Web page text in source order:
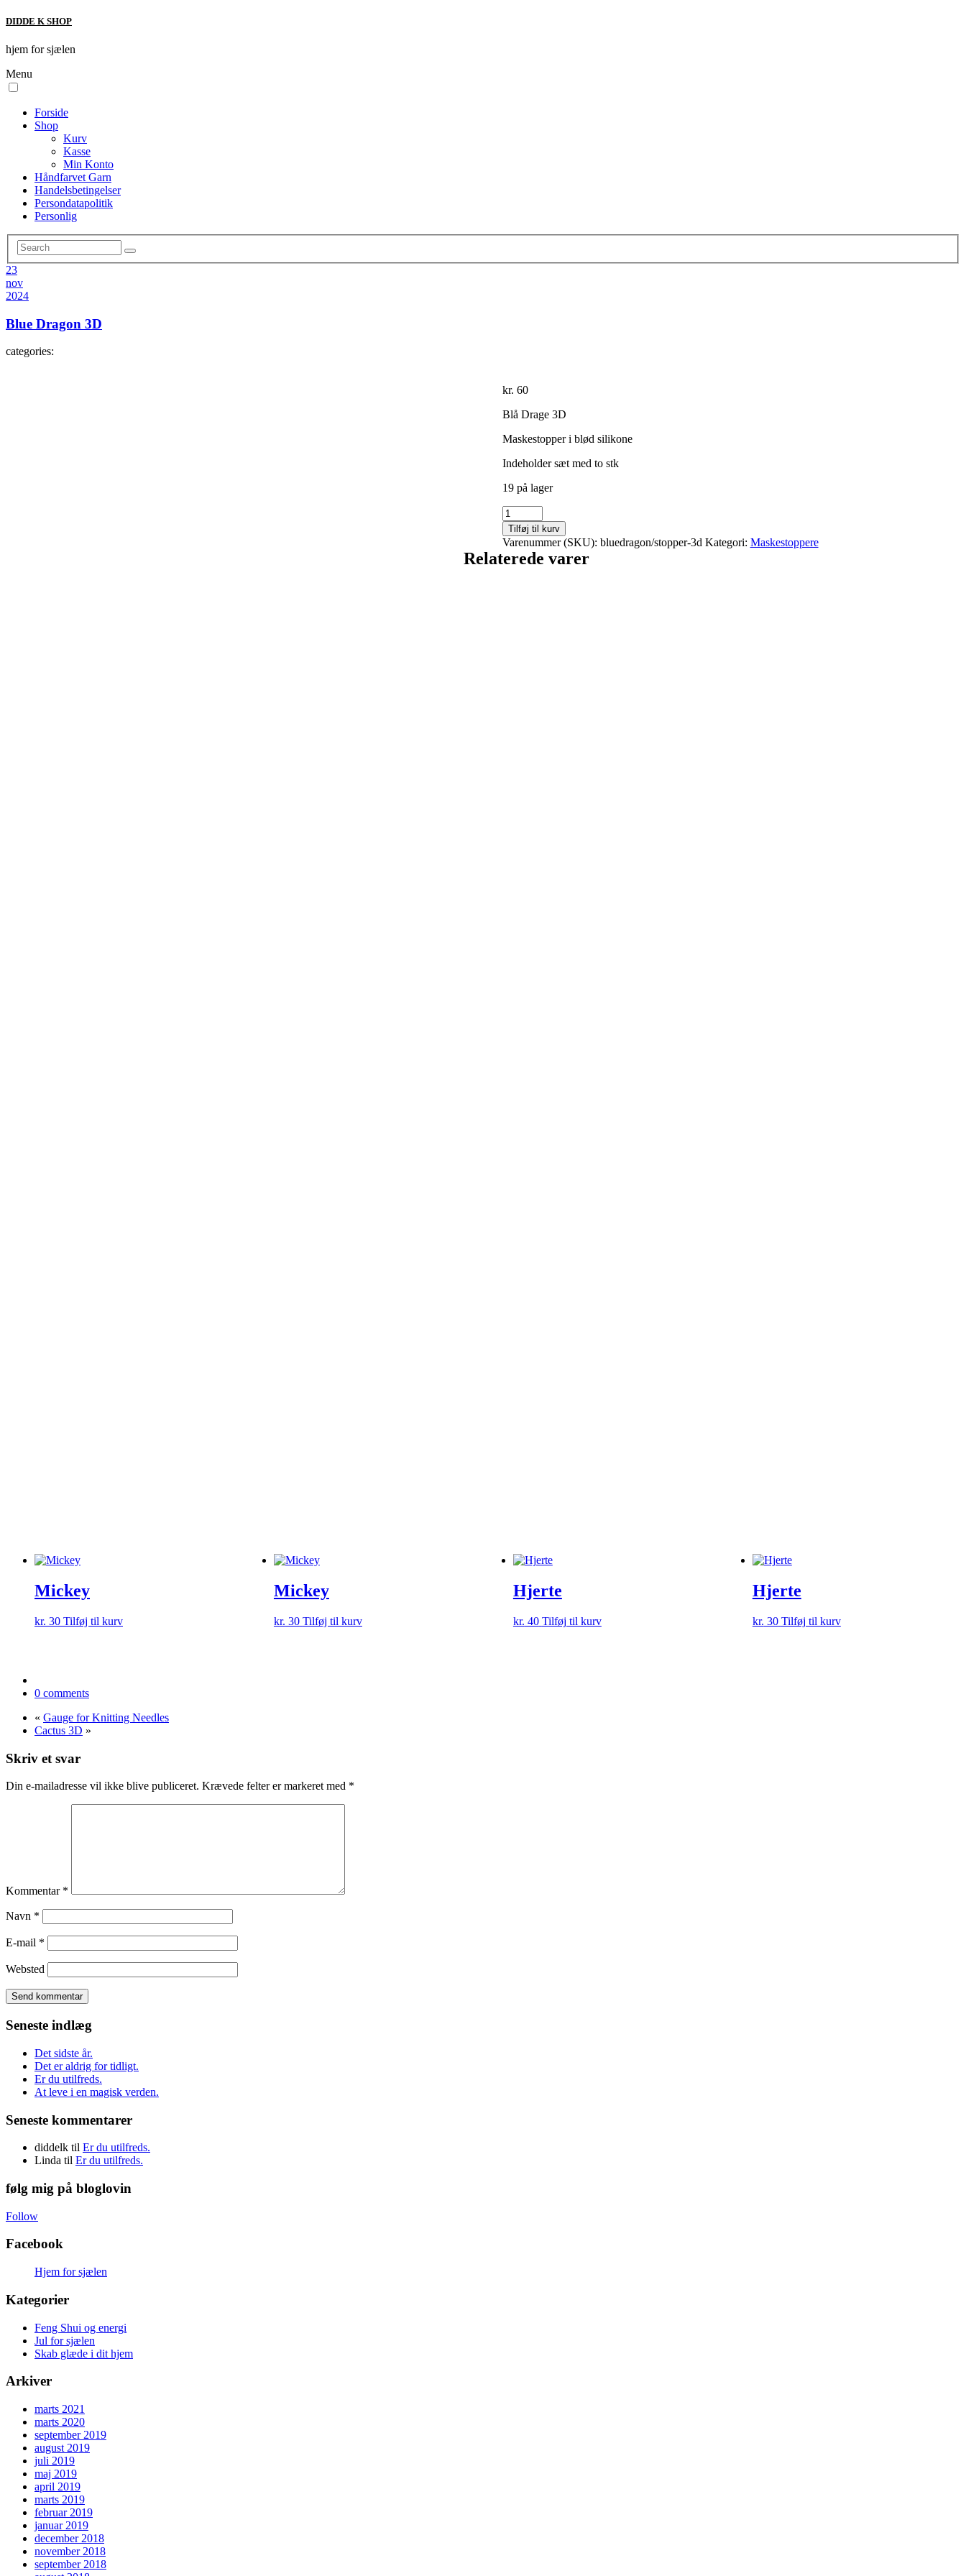
DIDDE K SHOP
hjem for sjælen
Menu
Forside
Shop
Kurv
Kasse
Min Konto
Håndfarvet Garn
Handelsbetingelser
Persondatapolitik
Personlig
23
nov
2024
Blue Dragon 3D
categories:
kr. 60
Blå Drage 3D
Maskestopper i blød silikone
Indeholder sæt med to stk
19 på lager
Blue
Dragon
3D
antal
Tilføj til kurv
Varenummer (SKU): bluedragon/stopper-3d Kategori: Maskestoppere
Relaterede varer
Mickey
kr. 30 Tilføj til kurv
Mickey
kr. 30 Tilføj til kurv
Hjerte
kr. 40 Tilføj til kurv
Hjerte
kr. 30 Tilføj til kurv
0 comments
« Gauge for Knitting Needles
Cactus 3D »
Skriv et svar
Din e-mailadresse vil ikke blive publiceret. Krævede felter er markeret med *
Kommentar *
Navn *
E-mail *
Websted
Seneste indlæg
Det sidste år.
Det er aldrig for tidligt.
Er du utilfreds.
At leve i en magisk verden.
Seneste kommentarer
diddelk til Er du utilfreds.
Linda til Er du utilfreds.
følg mig på bloglovin
Follow
Facebook
Hjem for sjælen
Kategorier
Feng Shui og energi
Jul for sjælen
Skab glæde i dit hjem
Arkiver
marts 2021
marts 2020
september 2019
august 2019
juli 2019
maj 2019
april 2019
marts 2019
februar 2019
januar 2019
december 2018
november 2018
september 2018